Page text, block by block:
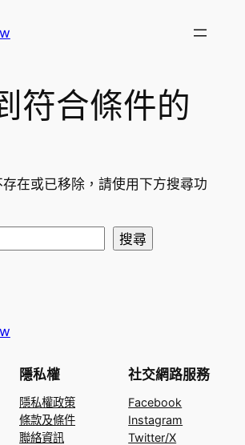
符合條件的
在或已移除，請使用下方搜尋功
搜尋
隱私權
隱私權政策
條款及條件
聯絡資訊
社交網路服務
Facebook
Instagram
Twitter/X